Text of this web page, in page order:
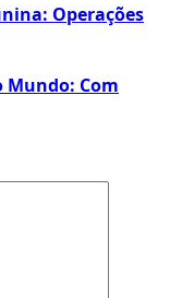
Operações
Mundo: Com